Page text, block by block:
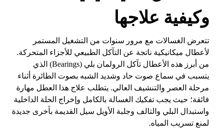
وكيفية علاجها
تتعرض الغسالات مع مرور سنوات من التشغيل المستمر
لأعطال ميكانيكية ناتجة عن التآكل الطبيعي للأجزاء المتحركة.
من أبرز هذه الأعطال تآكل الرولمان بلي (Bearings) الذي
يتسبب في سماع صوت حاد وشديد الشبه بصوت الطائرة أثناء
مرحلة العصر والتنشيف العالي. يتطلب علاج هذا العطل مهارة
فائقة؛ حيث يجب تفكيك الغسالة بالكامل وإخراج الحلة الداخلية
واستبدال البلي والتالف وجلبة الأويل سيل القديمة بأخرى جديدة
لمنع تسريب المياه.